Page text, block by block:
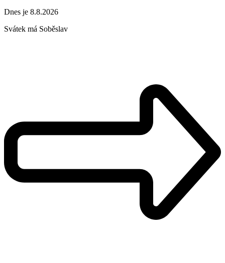
Dnes je 8.8.2026
Svátek má Soběslav